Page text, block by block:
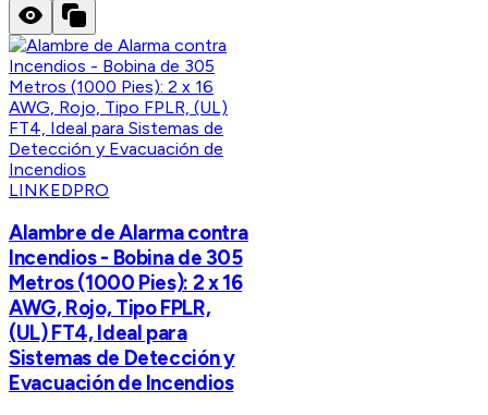
LINKEDPRO
Alambre de Alarma contra
Incendios - Bobina de 305
Metros (1000 Pies): 2 x 16
AWG, Rojo, Tipo FPLR,
(UL) FT4, Ideal para
Sistemas de Detección y
Evacuación de Incendios